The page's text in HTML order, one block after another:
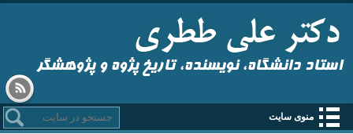
استاد دانشگاه، نویسنده، تاریخ پژوه و پژوهشگر
منوی سایت